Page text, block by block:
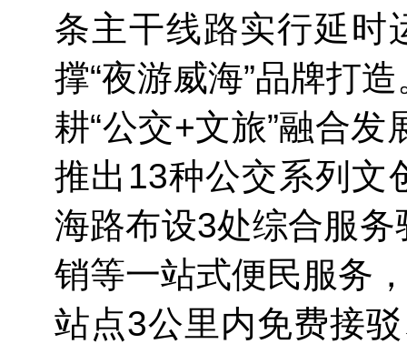
条主干线路实行延时
撑“夜游威海”品牌打造
耕“公交+文旅”融合
推出13种公交系列文
海路布设3处综合服
销等一站式便民服务
站点3公里内免费接